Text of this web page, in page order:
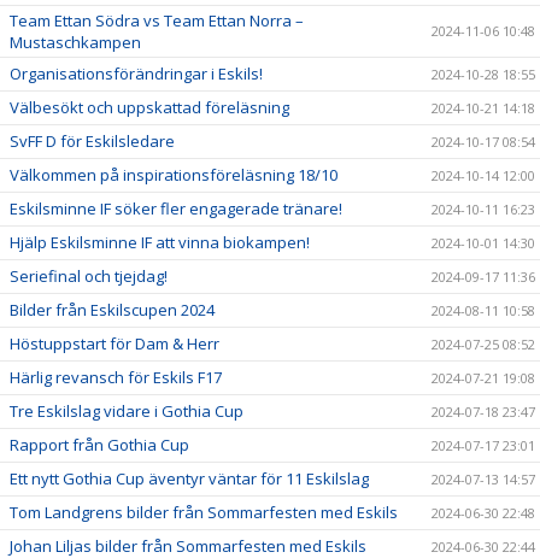
Team Ettan Södra vs Team Ettan Norra –
Mustaschkampen
2024-11-06 10:48
Organisationsförändringar i Eskils! 2024-10-28 18:55
Välbesökt och uppskattad föreläsning 2024-10-21 14:18
SvFF D för Eskilsledare 2024-10-17 08:54
Välkommen på inspirationsföreläsning 18/10 2024-10-14 12:00
Eskilsminne IF söker fler engagerade tränare! 2024-10-11 16:23
Hjälp Eskilsminne IF att vinna biokampen! 2024-10-01 14:30
Seriefinal och tjejdag! 2024-09-17 11:36
Bilder från Eskilscupen 2024 2024-08-11 10:58
Höstuppstart för Dam & Herr 2024-07-25 08:52
Härlig revansch för Eskils F17 2024-07-21 19:08
Tre Eskilslag vidare i Gothia Cup 2024-07-18 23:47
Rapport från Gothia Cup 2024-07-17 23:01
Ett nytt Gothia Cup äventyr väntar för 11 Eskilslag 2024-07-13 14:57
Tom Landgrens bilder från Sommarfesten med Eskils 2024-06-30 22:48
Johan Liljas bilder från Sommarfesten med Eskils 2024-06-30 22:44